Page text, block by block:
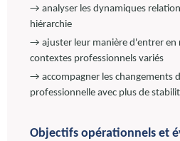
→ analyser les dynamiques
hiérarchie
→ ajuster leur manière d'entrer en
contextes professionnels variés
→ accompagner les changements
professionnelle avec plus de
Objectifs opérationnels et